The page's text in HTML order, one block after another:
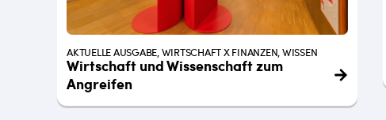
AKTUELLE AUSGABE, WIRTSCHAFT X FINANZEN, WISSEN
Wirtschaft und Wissenschaft zum
Angreifen